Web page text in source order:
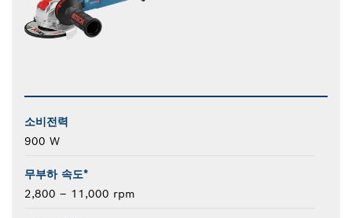
소비전력
900 W
무부하 속도*
2,800 – 11,000 rpm